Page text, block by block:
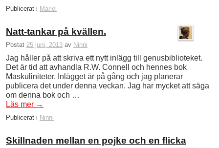
Publicerat i Mariel
Natt-tankar på kvällen.
Postat 25 juni, 2013 av Ninni
Jag håller på att skriva ett nytt inlägg till genusbiblioteket.
Det är tid att avhandla R.W. Connell och hennes bok
Maskuliniteter. Inlägget är på gång och jag planerar
publicera det under denna veckan. Jag har mycket att säga
om denna bok och …
Läs mer →
Publicerat i Ninni
Skillnaden mellan en pojke och en flicka